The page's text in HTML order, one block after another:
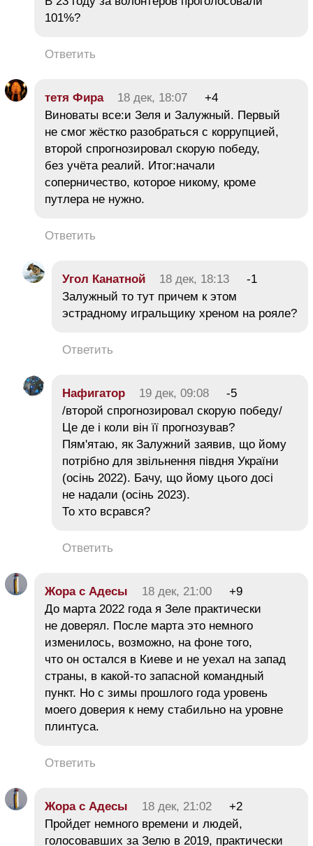
101%?
Ответить
тетя Фира 18 дек, 18:07
+4
Виноваты все:и Зеля и Залужный. Первый
не смог жёстко разобраться с коррупцией,
второй спрогнозировал скорую победу,
без учёта реалий. Итог:начали
соперничество, которое никому, кроме
путлера не нужно.
Ответить
Угол Канатной 18 дек, 18:13
-1
Залужный то тут причем к этом
эстрадному игральщику хреном на рояле?
Ответить
Нафигатор 19 дек, 09:08
-5
/второй спрогнозировал скорую победу/
Це де і коли він її прогнозував?
Пям'ятаю, як Залужний заявив, що йому
потрібно для звільнення півдня України
(осінь 2022). Бачу, що йому цього досі
не надали (осінь 2023).
То хто всрався?
Ответить
Жора с Адесы 18 дек, 21:00
+9
До марта 2022 года я Зеле практически
не доверял. После марта это немного
изменилось, возможно, на фоне того,
что он остался в Киеве и не уехал на запад
страны, в какой-то запасной командный
пункт. Но с зимы прошлого года уровень
моего доверия к нему стабильно на уровне
плинтуса.
Ответить
Жора с Адесы 18 дек, 21:02
+2
Пройдет немного времени и людей,
голосовавших за Зелю в 2019, практически